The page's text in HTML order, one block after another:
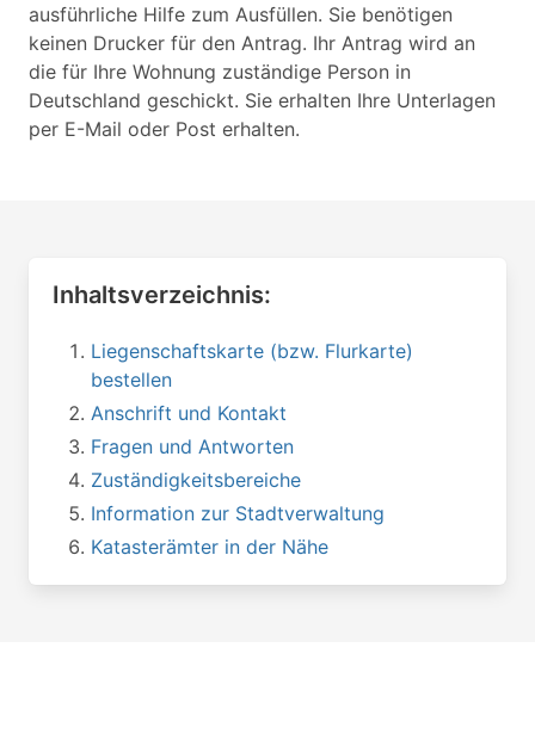
ausführliche Hilfe zum Ausfüllen. Sie benötigen
keinen Drucker für den Antrag. Ihr Antrag wird an
die für Ihre Wohnung zuständige Person in
Deutschland geschickt. Sie erhalten Ihre Unterlagen
per E-Mail oder Post erhalten.
Inhaltsverzeichnis:
Liegenschaftskarte (bzw. Flurkarte)
bestellen
Anschrift und Kontakt
Fragen und Antworten
Zuständigkeitsbereiche
Information zur Stadtverwaltung
Katasterämter in der Nähe